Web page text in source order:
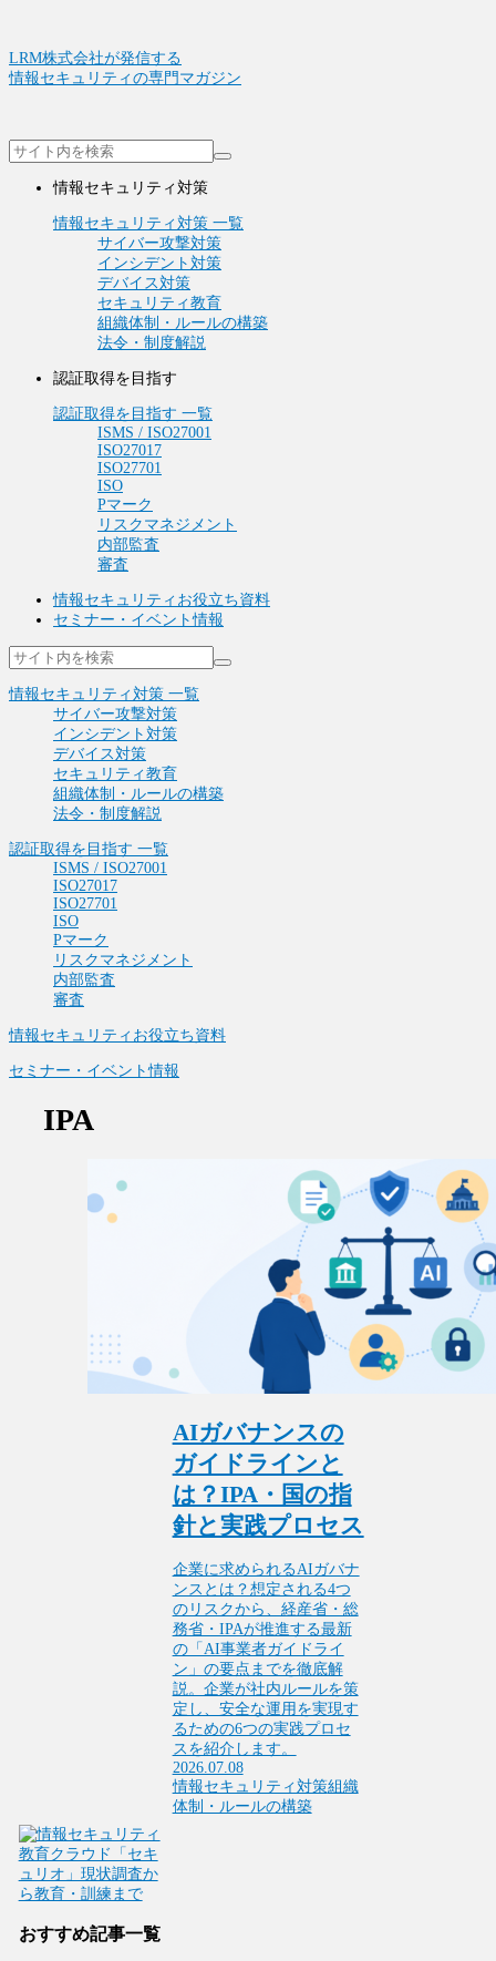
LRM株式会社が発信する
情報セキュリティの専門マガジン
情報セキュリティ対策
情報セキュリティ対策 一覧
サイバー攻撃対策
インシデント対策
デバイス対策
セキュリティ教育
組織体制・ルールの構築
法令・制度解説
認証取得を目指す
認証取得を目指す 一覧
ISMS / ISO27001
ISO27017
ISO27701
ISO
Pマーク
リスクマネジメント
内部監査
審査
情報セキュリティお役立ち資料
セミナー・イベント情報
情報セキュリティ対策 一覧
サイバー攻撃対策
インシデント対策
デバイス対策
セキュリティ教育
組織体制・ルールの構築
法令・制度解説
認証取得を目指す 一覧
ISMS / ISO27001
ISO27017
ISO27701
ISO
Pマーク
リスクマネジメント
内部監査
審査
情報セキュリティお役立ち資料
セミナー・イベント情報
IPA
AIガバナンスの
ガイドラインと
は？IPA・国の指
針と実践プロセス
企業に求められるAIガバナ
ンスとは？想定される4つ
のリスクから、経産省・総
務省・IPAが推進する最新
の「AI事業者ガイドライ
ン」の要点までを徹底解
説。企業が社内ルールを策
定し、安全な運用を実現す
るための6つの実践プロセ
スを紹介します。
2026.07.08
情報セキュリティ対策組織
体制・ルールの構築
おすすめ記事一覧